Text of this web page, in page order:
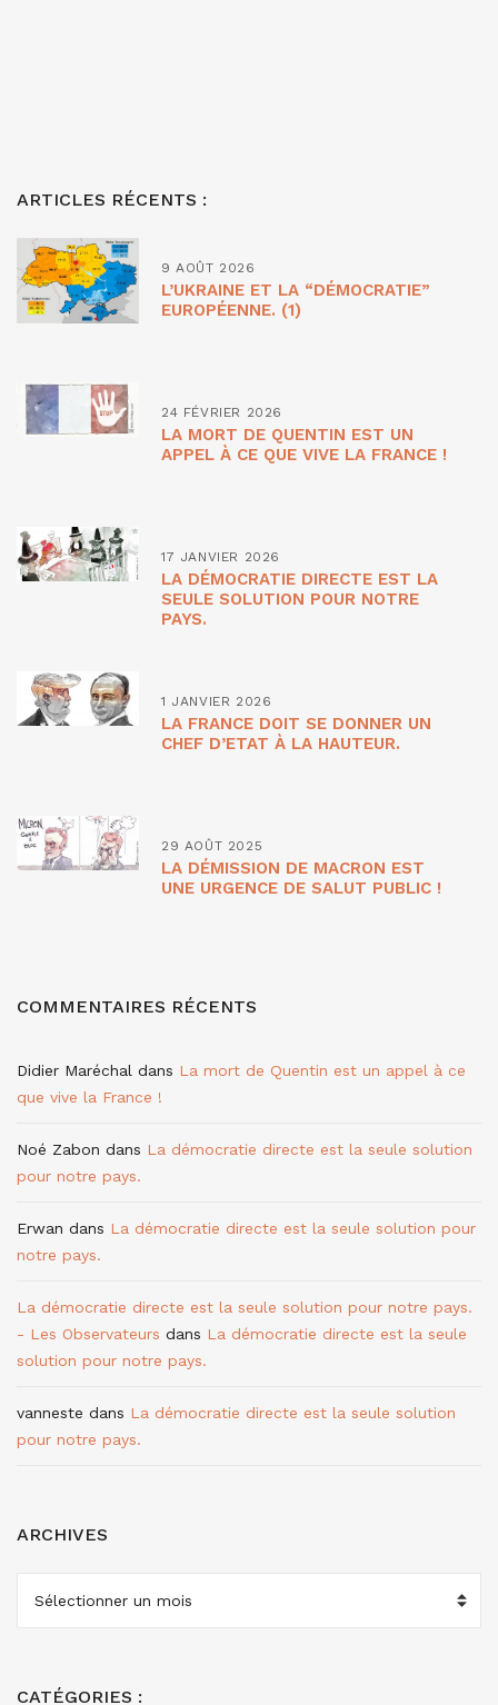
ARTICLES RÉCENTS :
9 AOÛT 2026
L’UKRAINE ET LA “DÉMOCRATIE”
EUROPÉENNE. (1)
24 FÉVRIER 2026
LA MORT DE QUENTIN EST UN
APPEL À CE QUE VIVE LA FRANCE !
17 JANVIER 2026
LA DÉMOCRATIE DIRECTE EST LA
SEULE SOLUTION POUR NOTRE
PAYS.
1 JANVIER 2026
LA FRANCE DOIT SE DONNER UN
CHEF D’ETAT À LA HAUTEUR.
29 AOÛT 2025
LA DÉMISSION DE MACRON EST
UNE URGENCE DE SALUT PUBLIC !
COMMENTAIRES RÉCENTS
Didier Maréchal dans La mort de Quentin est un appel à ce
que vive la France !
Noé Zabon dans La démocratie directe est la seule solution
pour notre pays.
Erwan dans La démocratie directe est la seule solution pour
notre pays.
La démocratie directe est la seule solution pour notre pays.
- Les Observateurs dans La démocratie directe est la seule
solution pour notre pays.
vanneste dans La démocratie directe est la seule solution
pour notre pays.
ARCHIVES
ARCHIVES
CATÉGORIES :